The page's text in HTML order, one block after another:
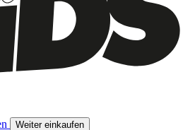
Weiter einkaufen